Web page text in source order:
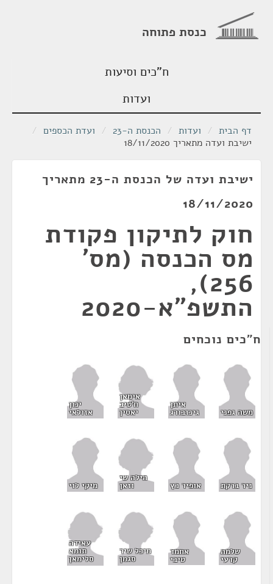
כנסת פתוחה
ח"כים וסיעות
ועדות
דף הבית / ועדות / הכנסת ה-23 / ועדת הכספים /
ישיבת ועדה מתאריך 18/11/2020
ישיבת ועדה של הכנסת ה-23 מתאריך
18/11/2020
חוק לתיקון פקודת
מס הכנסה (מס'
256),
התשפ"א-2020
ח"כים נוכחים
משה גפני
איתן
גינזבורג
אימאן
ח'טיב
יאסין
ינון
אזולאי
ניר ברקת אופיר כץ
הילה שי
וזאן מיקי לוי
שלמה
קרעי
אחמד
טיבי
מיכל שיר
סגמן
עאידה
תומא
סלימאן